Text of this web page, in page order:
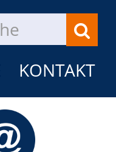
KONTAKT